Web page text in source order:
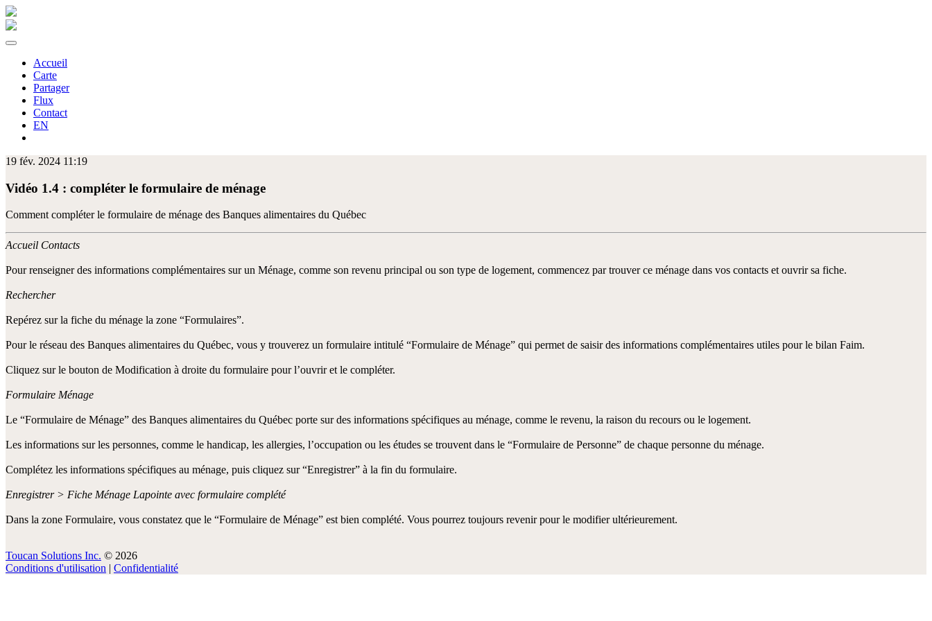
Accueil
Carte
Partager
Flux
Contact
EN
19 fév. 2024 11:19
Vidéo 1.4 : compléter le formulaire de ménage
Comment compléter le formulaire de ménage des Banques alimentaires du Québec
Accueil Contacts
Pour renseigner des informations complémentaires sur un Ménage, comme son revenu principal ou son type de logement, commencez par trouver ce ménage dans vos contacts et ouvrir sa fiche.
Rechercher
Repérez sur la fiche du ménage la zone “Formulaires”.
Pour le réseau des Banques alimentaires du Québec, vous y trouverez un formulaire intitulé “Formulaire de Ménage” qui permet de saisir des informations complémentaires utiles pour le bilan Faim.
Cliquez sur le bouton de Modification à droite du formulaire pour l’ouvrir et le compléter.
Formulaire Ménage
Le “Formulaire de Ménage” des Banques alimentaires du Québec porte sur des informations spécifiques au ménage, comme le revenu, la raison du recours ou le logement.
Les informations sur les personnes, comme le handicap, les allergies, l’occupation ou les études se trouvent dans le “Formulaire de Personne” de chaque personne du ménage.
Complétez les informations spécifiques au ménage, puis cliquez sur “Enregistrer” à la fin du formulaire.
Enregistrer > Fiche Ménage Lapointe avec formulaire complété
Dans la zone Formulaire, vous constatez que le “Formulaire de Ménage” est bien complété. Vous pourrez toujours revenir pour le modifier ultérieurement.
Toucan Solutions Inc. © 2026
Conditions d'utilisation | Confidentialité